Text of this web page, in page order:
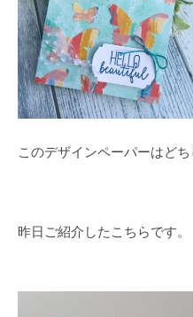
このデザインペーパーはどち
昨日ご紹介したこちらです。